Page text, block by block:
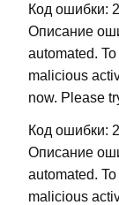
Код ошибки:
Описание
automated.
malicious
now. Please
Код ошибки:
Описание
automated.
malicious